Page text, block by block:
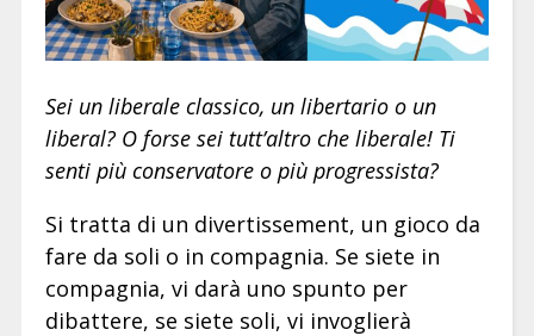
Sei un liberale classico, un libertario o un
liberal? O forse sei tutt’altro che liberale! Ti
senti più conservatore o più progressista?
Si tratta di un divertissement, un gioco da
fare da soli o in compagnia. Se siete in
compagnia, vi darà uno spunto per
dibattere, se siete soli, vi invoglierà